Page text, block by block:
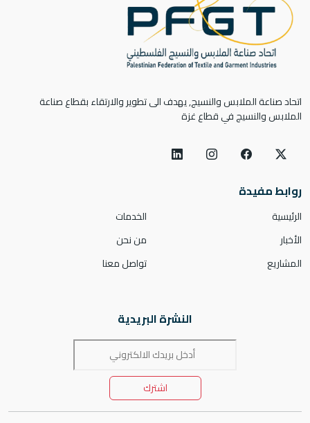
اتحاد صناعة الملابس والنسيج, يهدف الى تطوير والارتقاء بقطاع صناعة
الملابس والنسيج في قطاع غزة
روابط مفيدة
الرئيسية
الأخبار
المشاريع
الخدمات
من نحن
تواصل معنا
النشرة البريدية
اشترك